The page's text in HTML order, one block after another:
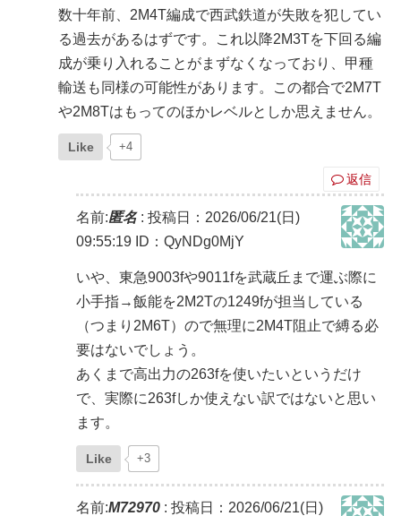
数十年前、2M4T編成で西武鉄道が失敗を犯してい
る過去があるはずです。これ以降2M3Tを下回る編
成が乗り入れることがまずなくなっており、甲種
輸送も同様の可能性があります。この都合で2M7T
や2M8Tはもってのほかレベルとしか思えません。
Like +4
返信
名前:匿名: 投稿日：2026/06/21(日)
09:55:19 ID：QyNDg0MjY
いや、東急9003fや9011fを武蔵丘まで運ぶ際に
小手指→飯能を2M2Tの1249fが担当している
（つまり2M6T）ので無理に2M4T阻止で縛る必
要はないでしょう。
あくまで高出力の263fを使いたいというだけ
で、実際に263fしか使えない訳ではないと思い
ます。
Like +3
名前:M72970 : 投稿日：2026/06/21(日)